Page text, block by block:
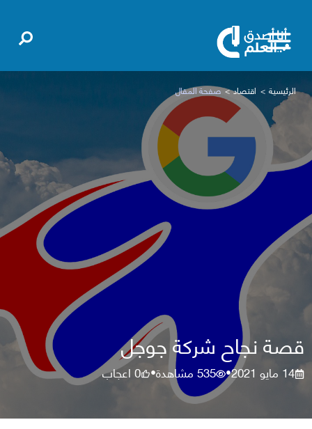
الرئيسية اقتصاد صفحة المقال
قصة نجاح شركة جوجل
14 مايو 2021 •
535مشاهدة•
0اعجاب